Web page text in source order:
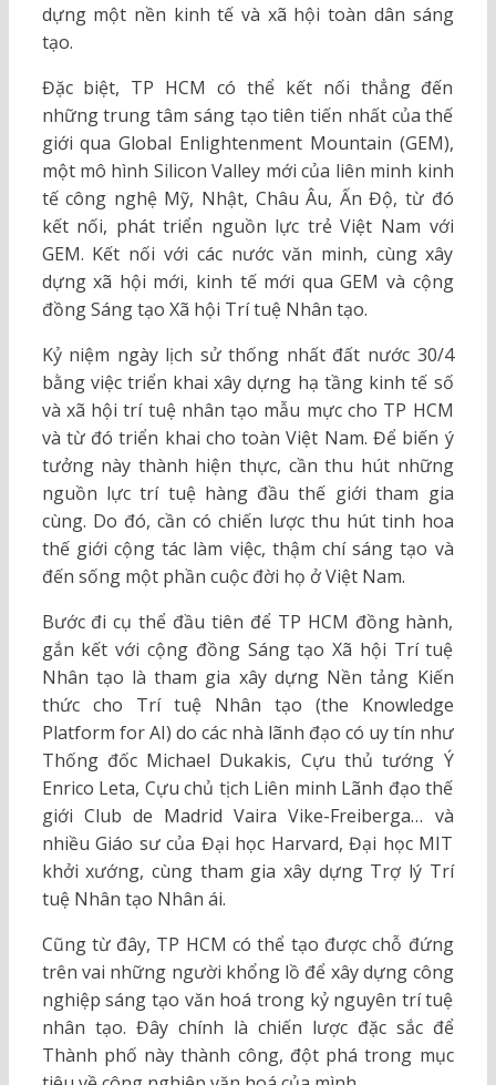
dựng một nền kinh tế và xã hội toàn dân sáng
tạo.
Đặc biệt, TP HCM có thể kết nối thẳng đến
những trung tâm sáng tạo tiên tiến nhất của thế
giới qua Global Enlightenment Mountain (GEM),
một mô hình Silicon Valley mới của liên minh kinh
tế công nghệ Mỹ, Nhật, Châu Âu, Ấn Độ, từ đó
kết nối, phát triển nguồn lực trẻ Việt Nam với
GEM. Kết nối với các nước văn minh, cùng xây
dựng xã hội mới, kinh tế mới qua GEM và cộng
đồng Sáng tạo Xã hội Trí tuệ Nhân tạo.
Kỷ niệm ngày lịch sử thống nhất đất nước 30/4
bằng việc triển khai xây dựng hạ tầng kinh tế số
và xã hội trí tuệ nhân tạo mẫu mực cho TP HCM
và từ đó triển khai cho toàn Việt Nam. Để biến ý
tưởng này thành hiện thực, cần thu hút những
nguồn lực trí tuệ hàng đầu thế giới tham gia
cùng. Do đó, cần có chiến lược thu hút tinh hoa
thế giới cộng tác làm việc, thậm chí sáng tạo và
đến sống một phần cuộc đời họ ở Việt Nam.
Bước đi cụ thể đầu tiên để TP HCM đồng hành,
gắn kết với cộng đồng Sáng tạo Xã hội Trí tuệ
Nhân tạo là tham gia xây dựng Nền tảng Kiến
thức cho Trí tuệ Nhân tạo (the Knowledge
Platform for AI) do các nhà lãnh đạo có uy tín như
Thống đốc Michael Dukakis, Cựu thủ tướng Ý
Enrico Leta, Cựu chủ tịch Liên minh Lãnh đạo thế
giới Club de Madrid Vaira Vike-Freiberga… và
nhiều Giáo sư của Đại học Harvard, Đại học MIT
khởi xướng, cùng tham gia xây dựng Trợ lý Trí
tuệ Nhân tạo Nhân ái.
Cũng từ đây, TP HCM có thể tạo được chỗ đứng
trên vai những người khổng lồ để xây dựng công
nghiệp sáng tạo văn hoá trong kỷ nguyên trí tuệ
nhân tạo. Đây chính là chiến lược đặc sắc để
Thành phố này thành công, đột phá trong mục